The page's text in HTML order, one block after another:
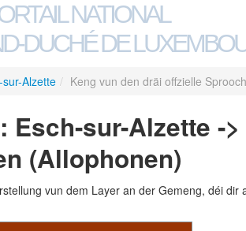
NATIONAL
DUCHÉ DE
sur-Alzette / Keng vun den dräi offzielle
Esch-sur-Alzette -
(Allophonen)
vun dem Layer an der Gemeng, déi